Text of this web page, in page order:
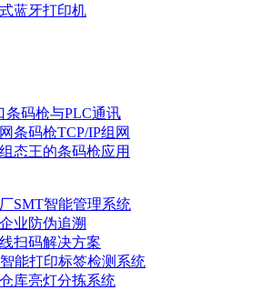
蓝牙打印机
条码枪与PLC通讯
条码枪TCP/IP组网
态王的条码枪应用
SMT智能管理系统
业防伪追溯
扫码解决方案
能打印标签检测系统
库亮灯分拣系统